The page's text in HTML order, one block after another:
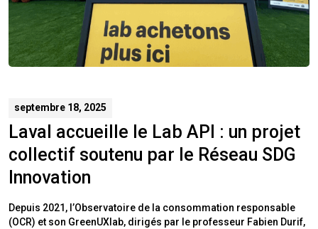
septembre 18, 2025
Laval accueille le Lab API : un projet
collectif soutenu par le Réseau SDG
Innovation
Depuis 2021, l’Observatoire de la consommation responsable
(OCR) et son GreenUXlab, dirigés par le professeur Fabien Durif,